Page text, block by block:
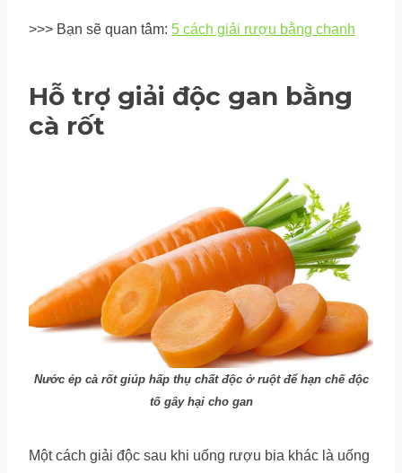
>>> Bạn sẽ quan tâm: 5 cách giải rượu bằng chanh
Hỗ trợ giải độc gan bằng
cà rốt
Nước ép cà rốt giúp hấp thụ chất độc ở ruột để hạn chế độc
tố gây hại cho gan
Một cách giải độc sau khi uống rượu bia khác là uống